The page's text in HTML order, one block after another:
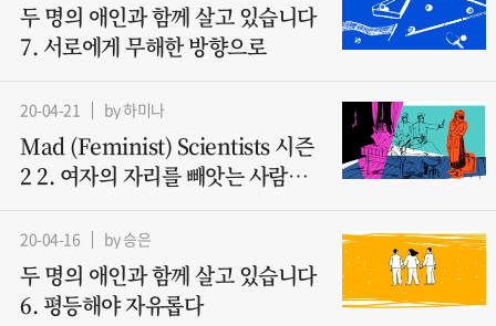
두 명의 애인과 함께 살고 있습니다
7. 서로에게 무해한 방향으로
20-04-21 by 하미나
Mad (Feminist) Scientists 시즌
2 2. 여자의 자리를 빼앗는 사람들 -
20-04-16 by 승은
두 명의 애인과 함께 살고 있습니다
6. 평등해야 자유롭다